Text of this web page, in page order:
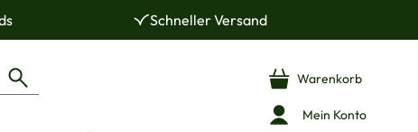
Schneller Versand
Mein Konto
Warenkorb